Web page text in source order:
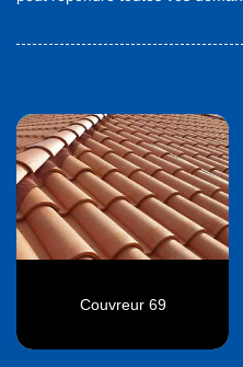
Couvreur 69